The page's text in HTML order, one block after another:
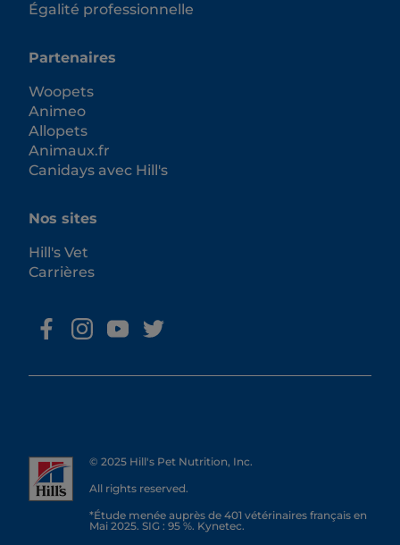
Égalité professionnelle
Partenaires
Woopets
Animeo
Allopets
Animaux.fr
Canidays avec Hill's
Nos sites
Hill's Vet
Carrières
© 2025 Hill's Pet Nutrition, Inc.
All rights reserved.
*Étude menée auprès de 401 vétérinaires français en
Mai 2025. SIG : 95 %. Kynetec.